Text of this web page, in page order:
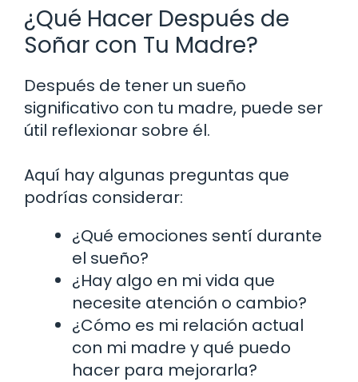
¿Qué Hacer Después de
Soñar con Tu Madre?
Después de tener un sueño
significativo con tu madre, puede ser
útil reflexionar sobre él.
Aquí hay algunas preguntas que
podrías considerar:
¿Qué emociones sentí durante
el sueño?
¿Hay algo en mi vida que
necesite atención o cambio?
¿Cómo es mi relación actual
con mi madre y qué puedo
hacer para mejorarla?